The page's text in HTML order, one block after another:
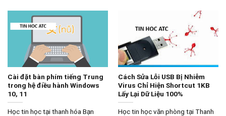
Cài đặt bàn phím tiếng Trung
trong hệ điều hành Windows
10, 11
Học tin học tại thanh hóa Bạn
Cách Sửa Lỗi USB Bị Nhiễm
Virus Chỉ Hiện Shortcut 1KB
Lấy Lại Dữ Liệu 100%
Học tin học văn phòng tại Thanh